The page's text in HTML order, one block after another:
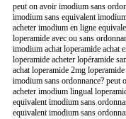
peut on avoir imodium sans
imodium sans equivalent
acheter imodium en ligne
loperamide avec ou sans
imodium achat loperamide achat
loperamide acheter lopéramide
achat loperamide 2mg loperamide
imodium sans ordonnance? peut
acheter imodium lingual
equivalent imodium sans
equivalent imodium sans